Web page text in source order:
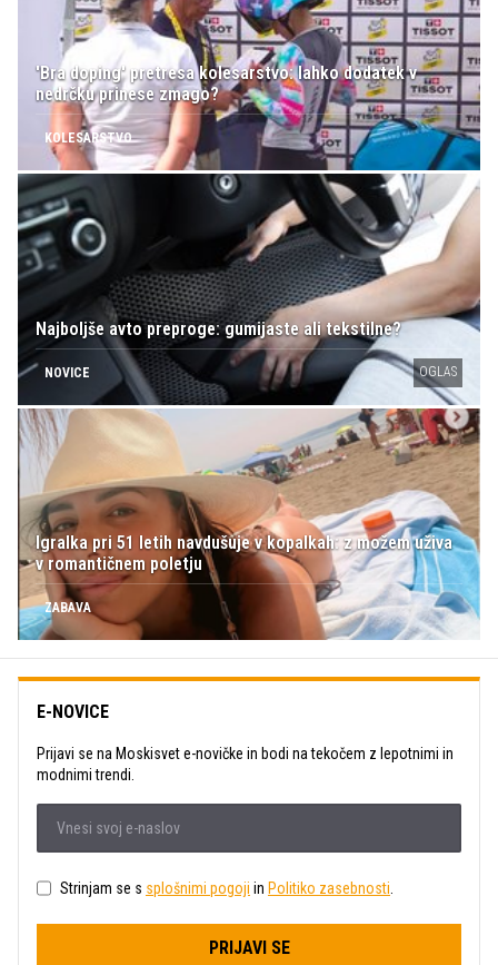
'Bra doping' pretresa kolesarstvo: lahko dodatek v
nedrčku prinese zmago?
KOLESARSTVO
Najboljše avto preproge: gumijaste ali tekstilne?
NOVICE OGLAS
Igralka pri 51 letih navdušuje v kopalkah: z možem uživa
v romantičnem poletju
ZABAVA
E-NOVICE
Prijavi se na Moskisvet e-novičke in bodi na tekočem z lepotnimi in
modnimi trendi.
Strinjam se s splošnimi pogoji in Politiko zasebnosti
PRIJAVI SE